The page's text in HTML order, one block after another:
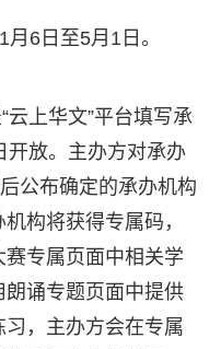
6日至5月1日。
云上华文”平台填写承
开放。主办方对承办
公布确定的承办机构
构将获得专属码，
专属页面中相关学
诵专题页面中提供
，主办方会在专属